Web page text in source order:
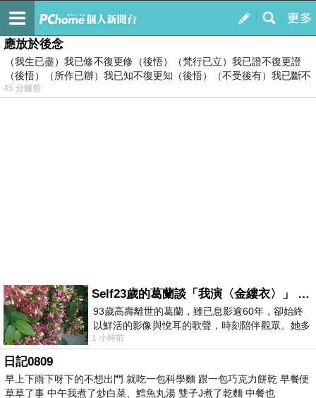
我的
最新文章
應放於後念
（我生已盡）我已修不復更修（後悟）（梵行已立）我已證不復更證
（後悟）（所作已辦）我已知不復更知（後悟）（不受後有）我已斷不
復
45 分鐘前
Self23歲的葛蘭談「我演〈金縷衣〉」 #戀上老電影 #粟子 #葛蘭
93歲高壽離世的葛蘭，雖已息影逾60年，卻始終
以鮮活的影像與悅耳的歌聲，時刻陪伴觀眾。她多
才多藝、陽光開朗的形象，不僅保留在電影
1 小時前
日記0809
早上下雨下呀下的不想出門 就吃一包科學麵 跟一包巧克力餅乾 早餐便
草草了事 中午我煮了炒白菜、鱈魚丸湯 雙子J煮了乾麵 中餐也